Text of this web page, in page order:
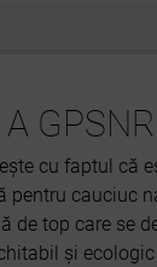
GPSNR
cu faptul că
pentru cauciuc
de top care se
și